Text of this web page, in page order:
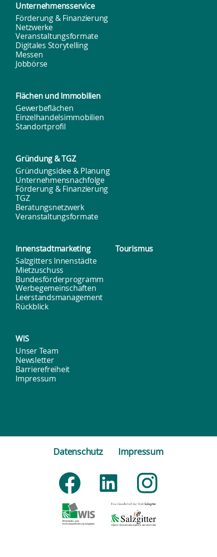
Unternehmens­service
Förderung & Finanzierung
Netzwerke
Veranstaltungsformate
Digitales Storytelling
Messen
Jobbörse
Flächen undImmobilien
Gewerbeflächen
Einzelhandelsimmobilien
Standortprofil
Gründung & TGZ
Gründungsidee & Planung
Unternehmensnachfolge
Förderung & Finanzierung
TGZ
Beratungsnetzwerk
Veranstaltungsformate
Innenstadt­marketing
Salzgitters Innenstädte
Mietzuschuss
Bundesförderprogramm
Werbegemeinschaften
Leerstandsmanagement
Rückblick
Tourismus
WIS
Unser Team
Newsletter
Barrierefreiheit
Impressum
Datenschutz Impressum